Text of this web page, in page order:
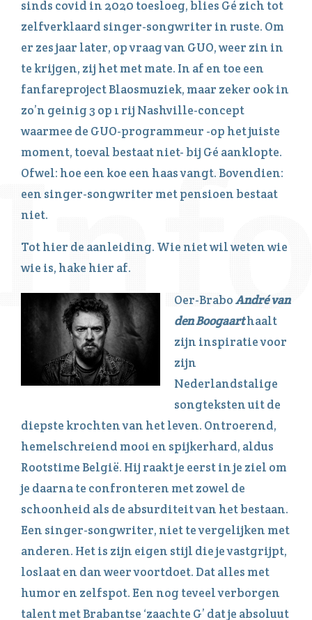
sinds covid in 2020 toesloeg, blies Gé zich tot
zelfverklaard singer-songwriter in ruste. Om
er zes jaar later, op vraag van GUO, weer zin in
te krijgen, zij het met mate. In af en toe een
fanfareproject Blaosmuziek, maar zeker ook in
zo’n geinig 3 op 1 rij Nashville-concept
waarmee de GUO-programmeur -op het juiste
moment, toeval bestaat niet- bij Gé aanklopte.
Ofwel: hoe een koe een haas vangt. Bovendien:
een singer-songwriter met pensioen bestaat
niet.
Tot hier de aanleiding. Wie niet wil weten wie
wie is, hake hier af.
Oer-BraboAndré van
den Boogaarthaalt
zijn inspiratie voor
zijn
Nederlandstalige
songteksten uit de
diepste krochten van het leven. Ontroerend,
hemelschreiend mooi en spijkerhard, aldus
Rootstime België. Hij raakt je eerst in je ziel om
je daarna te confronteren met zowel de
schoonheid als de absurditeit van het bestaan.
Een singer-songwriter, niet te vergelijken met
anderen. Het is zijn eigen stijl die je vastgrijpt,
loslaat en dan weer voortdoet. Dat alles met
humor en zelfspot. Een nog teveel verborgen
talent met Brabantse ‘zaachte G’ dat je absoluut